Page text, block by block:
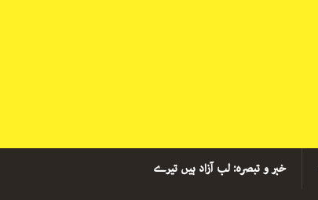
خبر و تبصرہ: لب آزاد ہیں تیرے